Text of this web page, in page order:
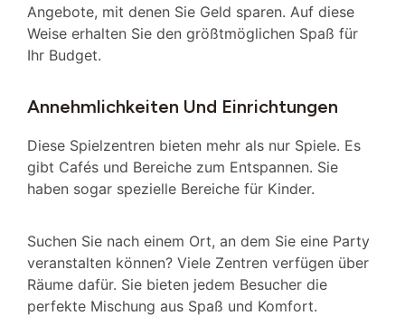
Angebote, mit denen Sie Geld sparen. Auf diese
Weise erhalten Sie den größtmöglichen Spaß für
Ihr Budget.
Annehmlichkeiten Und Einrichtungen
Diese Spielzentren bieten mehr als nur Spiele. Es
gibt Cafés und Bereiche zum Entspannen. Sie
haben sogar spezielle Bereiche für Kinder.
Suchen Sie nach einem Ort, an dem Sie eine Party
veranstalten können? Viele Zentren verfügen über
Räume dafür. Sie bieten jedem Besucher die
perfekte Mischung aus Spaß und Komfort.